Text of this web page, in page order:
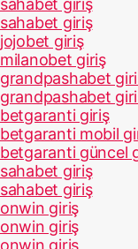
sahabet giriş
jojobet giriş
milanobet giriş
grandpashabet
grandpashabet
betgaranti giriş
betgaranti mobil
betgaranti güncel
sahabet giriş
sahabet giriş
onwin giriş
onwin giriş
onwin giriş